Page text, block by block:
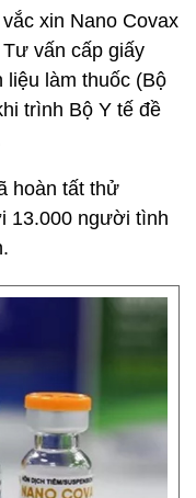
xin Nano Covax
vấn cấp giấy
liệu làm thuốc (Bộ
trình Bộ Y tế đề
hoàn tất thử
13.000 người tình